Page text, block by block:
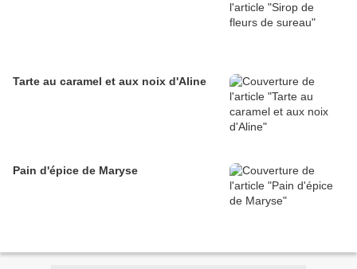
Tarte au caramel et aux noix d'Aline
Pain d'épice de Maryse